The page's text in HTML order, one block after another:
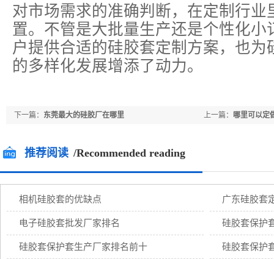
对市场需求的准确判断，在定制行业
置。不管是大批量生产还是个性化小
户提供合适的硅胶套定制方案，也为
的多样化发展增添了动力。
上一篇： 哪里可以定
下一篇： 东莞最大的硅胶厂在哪里
推荐阅读 /Recommended reading
相机硅胶套的优缺点 广东硅胶套
电子硅胶套批发厂家排名 硅胶套保护
硅胶套保护套生产厂家排名前十 硅胶套保护